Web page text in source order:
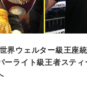
界ウェルター級王座
ーライト級王者ステ